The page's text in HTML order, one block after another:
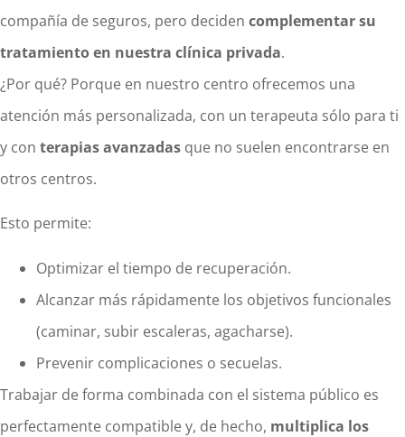
compañía de seguros, pero deciden complementar su
tratamiento en nuestra clínica privada.
¿Por qué? Porque en nuestro centro ofrecemos una
atención más personalizada, con un terapeuta sólo para ti
y con terapias avanzadas que no suelen encontrarse en
otros centros.
Esto permite:
Optimizar el tiempo de recuperación.
Alcanzar más rápidamente los objetivos funcionales
(caminar, subir escaleras, agacharse).
Prevenir complicaciones o secuelas.
Trabajar de forma combinada con el sistema público es
perfectamente compatible y, de hecho, multiplica los